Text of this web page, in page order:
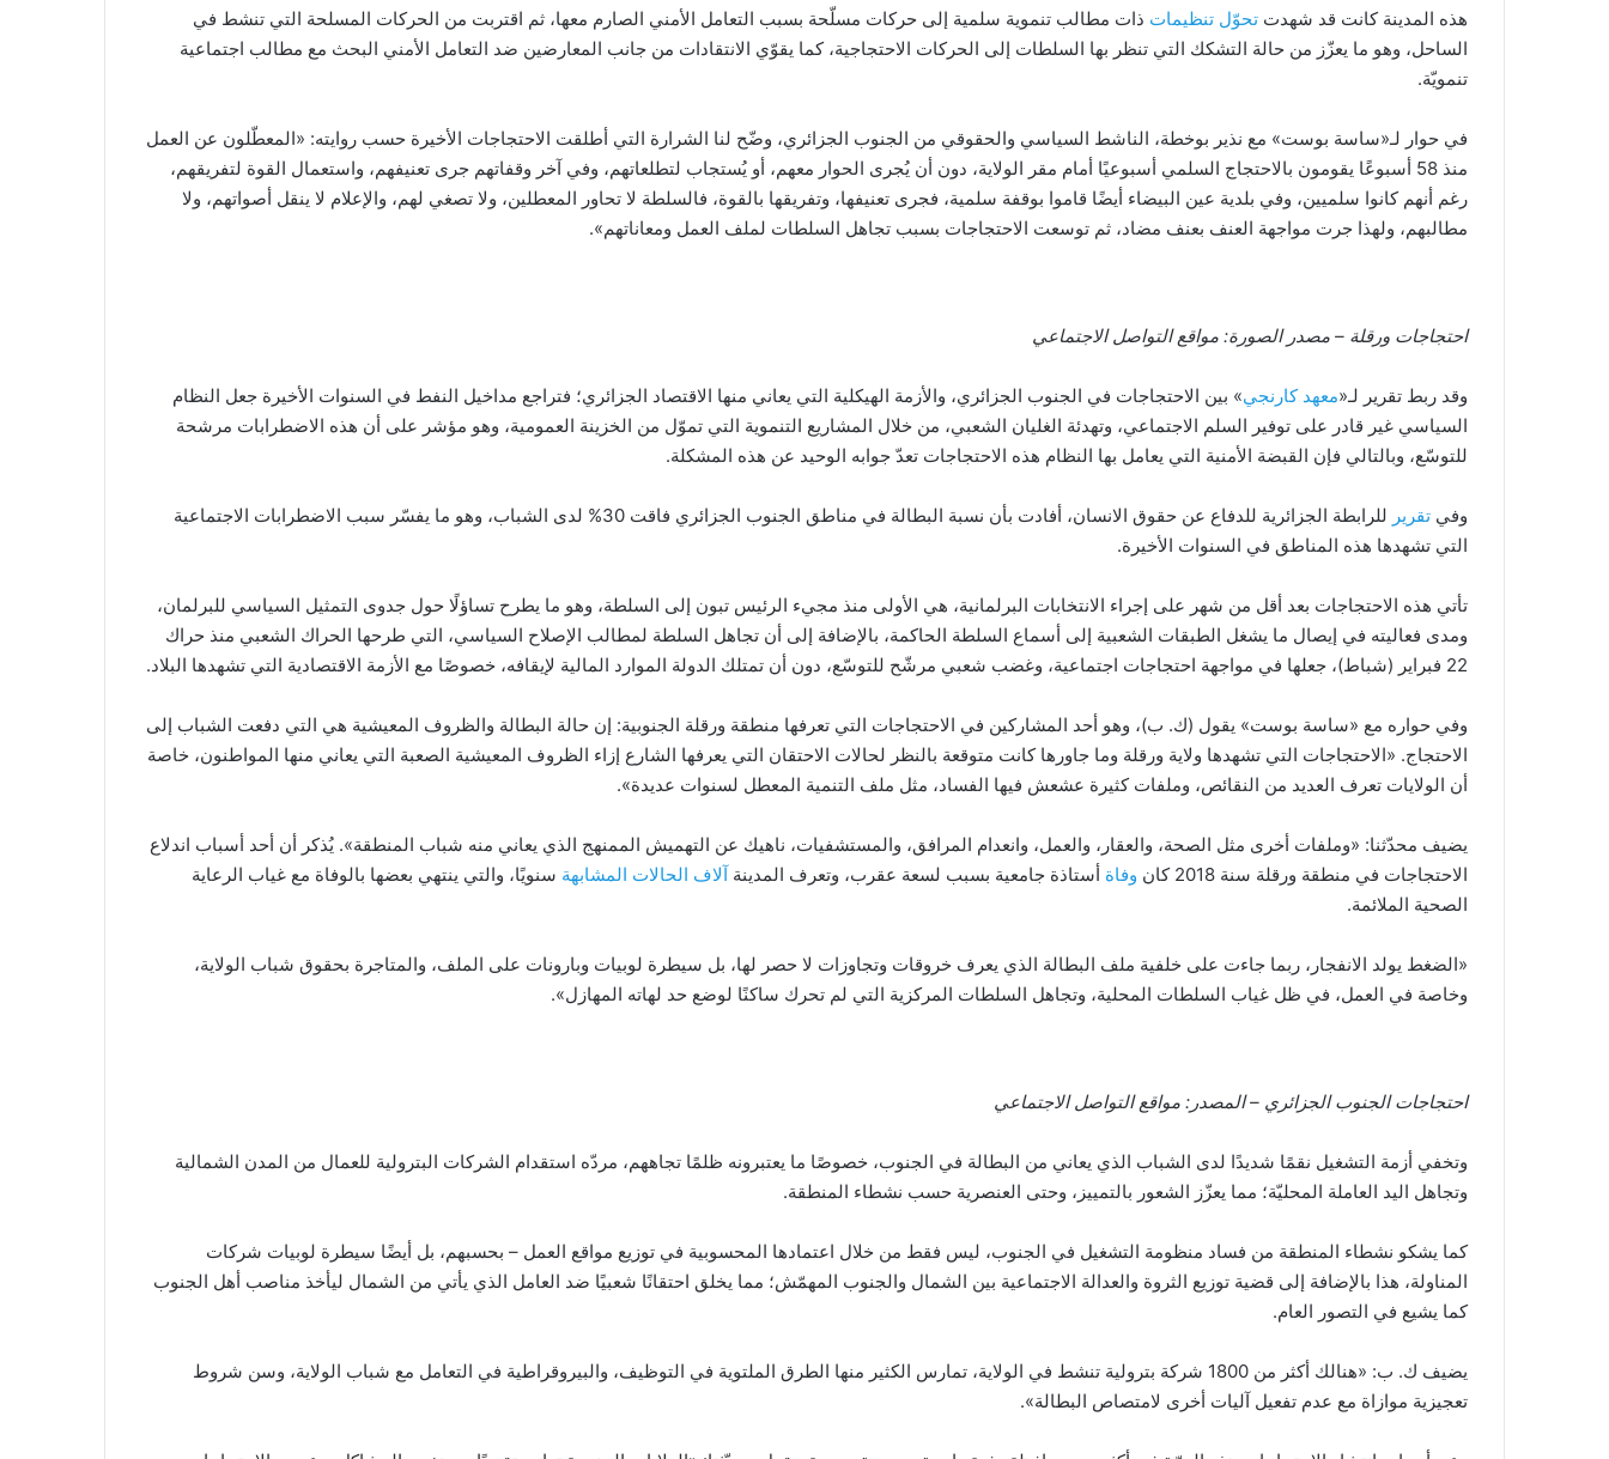
هذه المدينة كانت قد شهدت تحوّل تنظيمات ذات مطالب تنموية سلمية إلى حركات مسلّحة بسبب التعامل الأمني الصارم معها، ثم اقتربت من الحركات المسلحة التي تنشط في
الساحل، وهو ما يعزّز من حالة التشكك التي تنظر بها السلطات إلى الحركات الاحتجاجية، كما يقوّي الانتقادات من جانب المعارضين ضد التعامل الأمني البحث مع مطالب اجتماعية
تنمويّة.
في حوار لـ«ساسة بوست» مع نذير بوخطة، الناشط السياسي والحقوقي من الجنوب الجزائري، وضّح لنا الشرارة التي أطلقت الاحتجاجات الأخيرة حسب روايته: «المعطّلون عن العمل
منذ 58 أسبوعًا يقومون بالاحتجاج السلمي أسبوعيًا أمام مقر الولاية، دون أن يُجرى الحوار معهم، أو يُستجاب لتطلعاتهم، وفي آخر وقفاتهم جرى تعنيفهم، واستعمال القوة لتفريقهم،
رغم أنهم كانوا سلميين، وفي بلدية عين البيضاء أيضًا قاموا بوقفة سلمية، فجرى تعنيفها، وتفريقها بالقوة، فالسلطة لا تحاور المعطلين، ولا تصغي لهم، والإعلام لا ينقل أصواتهم، ولا
مطالبهم، ولهذا جرت مواجهة العنف بعنف مضاد، ثم توسعت الاحتجاجات بسبب تجاهل السلطات لملف العمل ومعاناتهم».
احتجاجات ورقلة – مصدر الصورة: مواقع التواصل الاجتماعي
وقد ربط تقرير لـ«معهد كارنجي» بين الاحتجاجات في الجنوب الجزائري، والأزمة الهيكلية التي يعاني منها الاقتصاد الجزائري؛ فتراجع مداخيل النفط في السنوات الأخيرة جعل النظام
السياسي غير قادر على توفير السلم الاجتماعي، وتهدئة الغليان الشعبي، من خلال المشاريع التنموية التي تموّل من الخزينة العمومية، وهو مؤشر على أن هذه الاضطرابات مرشحة
للتوسّع، وبالتالي فإن القبضة الأمنية التي يعامل بها النظام هذه الاحتجاجات تعدّ جوابه الوحيد عن هذه المشكلة.
وفي تقرير
للرابطة الجزائرية للدفاع عن حقوق الانسان، أفادت بأن نسبة البطالة في مناطق الجنوب الجزائري فاقت 30% لدى الشباب، وهو ما يفسّر سبب الاضطرابات الاجتماعية
التي تشهدها هذه المناطق في السنوات الأخيرة.
تأتي هذه الاحتجاجات بعد أقل من شهر على إجراء الانتخابات البرلمانية، هي الأولى منذ مجيء الرئيس تبون إلى السلطة، وهو ما يطرح تساؤلًا حول جدوى التمثيل السياسي للبرلمان،
ومدى فعاليته في إيصال ما يشغل الطبقات الشعبية إلى أسماع السلطة الحاكمة، بالإضافة إلى أن تجاهل السلطة لمطالب الإصلاح السياسي، التي طرحها الحراك الشعبي منذ حراك
22 فبراير (شباط)، جعلها في مواجهة احتجاجات اجتماعية، وغضب شعبي مرشّح للتوسّع، دون أن تمتلك الدولة الموارد المالية لإيقافه، خصوصًا مع الأزمة الاقتصادية التي تشهدها البلاد.
وفي حواره مع «ساسة بوست» يقول (ك. ب)، وهو أحد المشاركين في الاحتجاجات التي تعرفها منطقة ورقلة الجنوبية: إن حالة البطالة والظروف المعيشية هي التي دفعت الشباب إلى
الاحتجاج. «الاحتجاجات التي تشهدها ولاية ورقلة وما جاورها كانت متوقعة بالنظر لحالات الاحتقان التي يعرفها الشارع إزاء الظروف المعيشية الصعبة التي يعاني منها المواطنون، خاصة
أن الولايات تعرف العديد من النقائص، وملفات كثيرة عشعش فيها الفساد، مثل ملف التنمية المعطل لسنوات عديدة».
يضيف محدّثنا: «وملفات أخرى مثل الصحة، والعقار، والعمل، وانعدام المرافق، والمستشفيات، ناهيك عن التهميش الممنهج الذي يعاني منه شباب المنطقة». يُذكر أن أحد أسباب اندلاع
الاحتجاجات في منطقة ورقلة سنة 2018 كان
وفاة أستاذة جامعية بسبب لسعة عقرب، وتعرف المدينةآلاف الحالات المشابهة سنويًا، والتي ينتهي بعضها بالوفاة مع غياب الرعاية
الصحية الملائمة.
«الضغط يولد الانفجار، ربما جاءت على خلفية ملف البطالة الذي يعرف خروقات وتجاوزات لا حصر لها، بل سيطرة لوبيات وبارونات على الملف، والمتاجرة بحقوق شباب الولاية،
وخاصة في العمل، في ظل غياب السلطات المحلية، وتجاهل السلطات المركزية التي لم تحرك ساكنًا لوضع حد لهاته المهازل».
احتجاجات الجنوب الجزائري – المصدر: مواقع التواصل الاجتماعي
وتخفي أزمة التشغيل نقمًا شديدًا لدى الشباب الذي يعاني من البطالة في الجنوب، خصوصًا ما يعتبرونه ظلمًا تجاههم، مردّه استقدام الشركات البترولية للعمال من المدن الشمالية
وتجاهل اليد العاملة المحليّة؛ مما يعزّز الشعور بالتمييز، وحتى العنصرية حسب نشطاء المنطقة.
كما يشكو نشطاء المنطقة من فساد منظومة التشغيل في الجنوب، ليس فقط من خلال اعتمادها المحسوبية في توزيع مواقع العمل – بحسبهم، بل أيضًا سيطرة لوبيات شركات
المناولة، هذا بالإضافة إلى قضية توزيع الثروة والعدالة الاجتماعية بين الشمال والجنوب المهمّش؛ مما يخلق احتقانًا شعبيًا ضد العامل الذي يأتي من الشمال ليأخذ مناصب أهل الجنوب
كما يشيع في التصور العام.
يضيف ك. ب: «هنالك أكثر من 1800 شركة بترولية تنشط في الولاية، تمارس الكثير منها الطرق الملتوية في التوظيف، والبيروقراطية في التعامل مع شباب الولاية، وسن شروط
تعجيزية موازاة مع عدم تفعيل آليات أخرى لامتصاص البطالة».